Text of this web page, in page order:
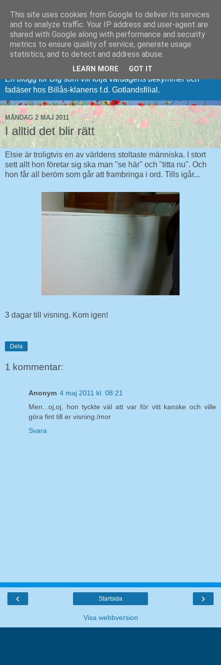
Vi (på) från Gotland
En blogg för Dig som vill följa vardagens bekymmer och
fadäser hos Billås-klanens f.d. Gotlandsfilial.
MÅNDAG 2 MAJ 2011
I alltid det blir rätt
Elsie är troligtvis en av världens stoltaste människa. I stort
sett allt hon företar sig ska man "se här" och "titta nu". Och
hon får all beröm som går att frambringa i ord. Tills igår...
3 dagar till visning. Kom igen!
Dela
1 kommentar:
Anonym 4 maj 2011 kl. 08:21
Men...oj,oj, hon tyckte väl att var för vitt kanske och ville
göra fint till er visning./mor
Svara
‹ ›
Startsida
Visa webbversion
This site uses cookies from Google to deliver its services
and to analyze traffic. Your IP address and user-agent are
shared with Google along with performance and security
metrics to ensure quality of service, generate usage
statistics, and to detect and address abuse.
LEARN MORE GOT IT